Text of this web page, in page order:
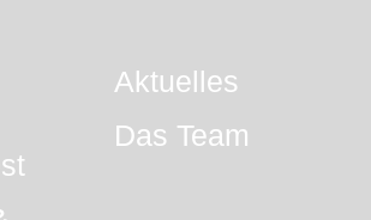
Aktuelles
Das Team